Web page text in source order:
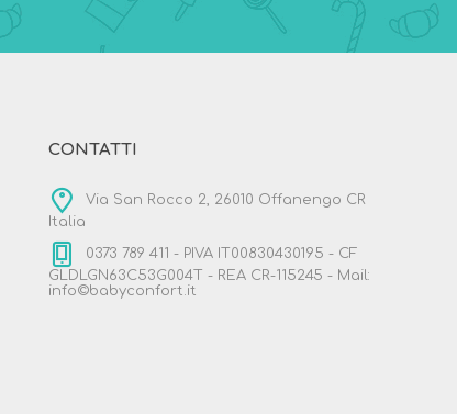
CONTATTI
Via San Rocco 2, 26010 Offanengo CR
Italia
0373 789 411 - PIVA IT00830430195 - CF
GLDLGN63C53G004T - REA CR-115245 - Mail:
info©babyconfort.it